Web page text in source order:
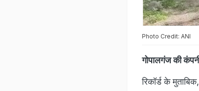
Photo Credit: ANI
गोपालगंज की
रिकॉर्ड के